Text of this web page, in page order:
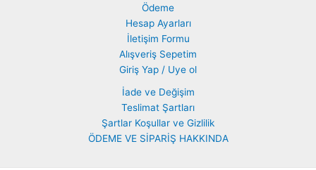
Ödeme
Hesap Ayarları
İletişim Formu
Alışveriş Sepetim
Giriş Yap / Uye ol
İade ve Değişim
Teslimat Şartları
Şartlar Koşullar ve Gizlilik
ÖDEME VE SİPARİŞ HAKKINDA